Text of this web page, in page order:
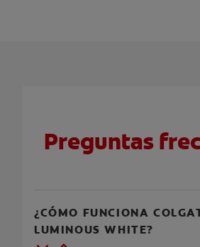
Preguntas
¿CÓMO FUNCIONA
LUMINOUS WHITE?